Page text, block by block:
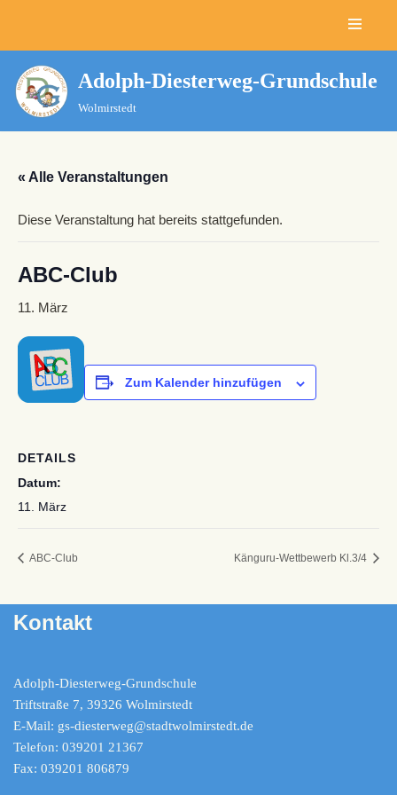
Zum
Inhalt
springen
Adolph-Diesterweg-Grundschule
Wolmirstedt
« Alle Veranstaltungen
Diese Veranstaltung hat bereits stattgefunden.
ABC-Club
11. März
Zum Kalender hinzufügen
DETAILS
Datum:
11. März
ABC-Club Känguru-Wettbewerb Kl.3/4
Kontakt
Adolph-Diesterweg-Grundschule
Triftstraße 7, 39326 Wolmirstedt
E-Mail: gs-diesterweg@stadtwolmirstedt.de
Telefon: 039201 21367
Fax: 039201 806879